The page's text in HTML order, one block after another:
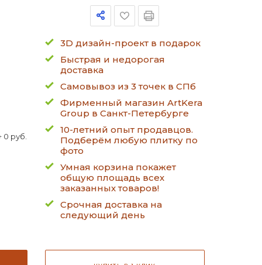
0 руб.
3D дизайн-проект в подарок
Быстрая и недорогая
доставка
Самовывоз из 3 точек в СПб
Фирменный магазин ArtKera
Group в Санкт-Петербурге
10-летний опыт продавцов.
Подберём любую плитку по
фото
Умная корзина покажет
общую площадь всех
заказанных товаров!
Срочная доставка на
следующий день